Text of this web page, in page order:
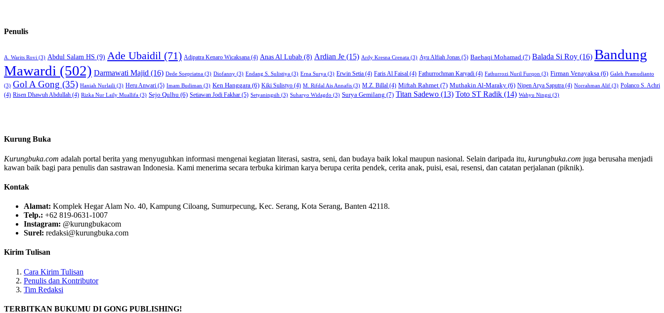
Penulis
A. Warits Rovi (3) Abdul Salam HS (9) Ade Ubaidil (71) Adipatra Kenaro Wicaksana (4) Anas Al Lubab (8) Ardian Je (15) Ardy Kresna Crenata (3) Ayu Alfiah Jonas (5) Baehaqi Mohamad (7) Balada Si Roy (16) Bandung
Mawardi (502) Darmawati Majid (16) Dede Soepriatna (3) Diofanny (3) Endang S. Sulistiya (3) Erna Surya (3) Erwin Setia (4) Faris Al Faisal (4) Fathurrochman Karyadi (4) Fathurrozi Nuril Furqon (3) Firman Venayaksa (6) Galeh Pramudianto
(3) Gol A Gong (35) Haniah Nurlaili (3) Heru Anwari (5) Imam Budiman (3) Ken Hanggara (6) Kiki Sulistyo (4) M. Rifdal Ais Annafis (3) M.Z. Billal (4) Miftah Rahmet (7) Muthakin Al-Maraky (6) Nipen Arya Saputra (4) Norrahman Alif (3) Polanco S. Achri
(4) Risen Dhawuh Abdullah (4) Rizka Nur Laily Muallifa (3) Sejo Qulhu (6) Setiawan Jodi Fakhar (5) Setyaningsih (3) Suharyo Widagdo (3) Surya Gemilang (7) Titan Sadewo (13) Toto ST Radik (14) Wahyu Ningsi (3)
Kurung Buka
Kurungbuka.com adalah portal berita yang menyuguhkan informasi mengenai kegiatan literasi, sastra, seni, dan budaya baik lokal maupun nasional. Selain daripada itu, kurungbuka.com juga berusaha menjadi
kawan baik bagi para penulis dan sastrawan Indonesia. Kami menerima secara terbuka kiriman karya berupa cerita pendek, cerita anak, puisi, esai, resensi, dan catatan perjalanan (piknik).
Kontak
Alamat: Komplek Hegar Alam No. 40, Kampung Ciloang, Sumurpecung, Kec. Serang, Kota Serang, Banten 42118.
Telp.: +62 819-0631-1007
Instagram: @kurungbukacom
Surel: redaksi@kurungbuka.com
Kirim Tulisan
Cara Kirim Tulisan
Penulis dan Kontributor
Tim Redaksi
TERBITKAN BUKUMU DI GONG PUBLISHING!